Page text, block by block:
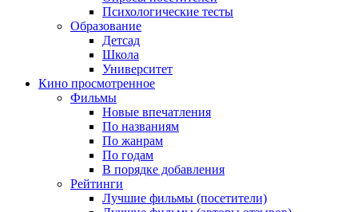
Психологические тесты
Образование
Детсад
Школа
Университет
Кино просмотренное
Фильмы
Новые впечатления
По названиям
По жанрам
По годам
В порядке добавления
Рейтинги
Лучшие фильмы (посетители)